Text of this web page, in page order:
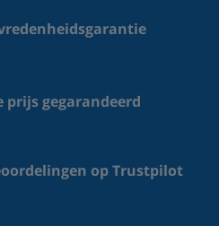
prijs gegarandeerd
op Trustpilot